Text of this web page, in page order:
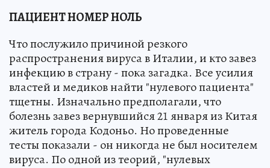
ПАЦИЕНТ НОМЕР НОЛЬ
Что послужило причиной резкого
распространения вируса в Италии, и кто завез
инфекцию в страну - пока загадка. Все усилия
властей и медиков найти "нулевого пациента"
тщетны. Изначально предполагали, что
болезнь завез вернувшийся 21 января из Китая
житель города Кодоньо. Но проведенные
тесты показали - он никогда не был носителем
вируса. По одной из теорий, "нулевых